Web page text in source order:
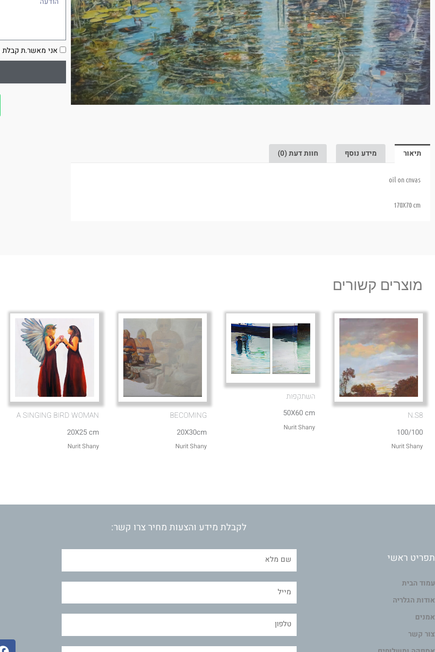
תיאור מידע נוסף חוות דעת (0)
oil on cnvas
170X70 cm
הסכמה
אני מאשר.ת קבלת
מוצרים קשורים
N.S8
100/100
Nurit Shany
השתקפות
50X60 cm
Nurit Shany
BECOMING
20X30cm
Nurit Shany
A SINGING BIRD WOMAN
20X25 cm
Nurit Shany
תפריט ראשי
עמוד הבית
אודות הגלריה
אמנים
צור קשר
לקבלת מידע והצעות מחיר צרו קשר: